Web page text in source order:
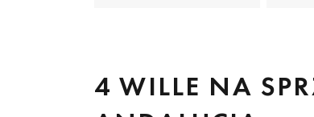
4 WILLE NA